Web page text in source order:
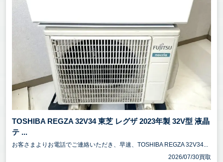
TOSHIBA REGZA 32V34 東芝 レグザ 2023年製 32V型 液晶
テ ...
お客さまよりお電話でご連絡いただき、早速、TOSHIBA REGZA 32V34...
2026/07/30買取